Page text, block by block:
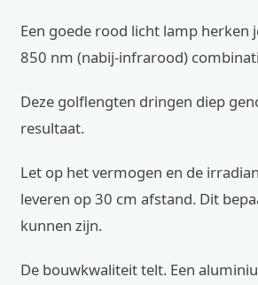
Een goede rood licht lamp herken
850 nm (nabij-infrarood)
Deze golflengten dringen diep
resultaat.
Let op het vermogen en de
leveren op 30 cm afstand. Dit
kunnen zijn.
De bouwkwaliteit telt. Een